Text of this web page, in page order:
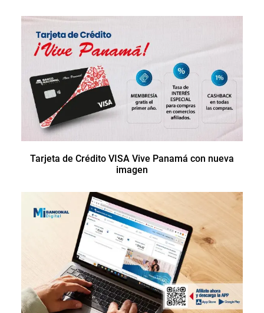
Tarjeta de Crédito VISA Vive Panamá con nueva
imagen